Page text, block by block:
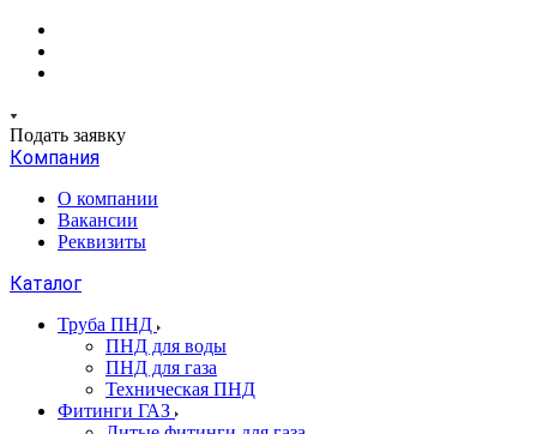
Подать заявку
Компания
О компании
Вакансии
Реквизиты
Каталог
Труба ПНД
ПНД для воды
ПНД для газа
Техническая ПНД
Фитинги ГАЗ